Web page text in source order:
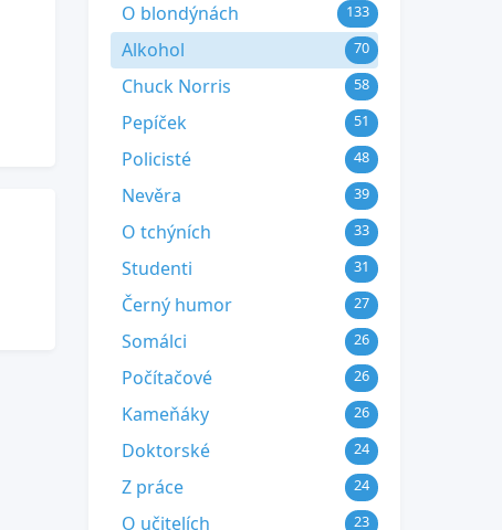
O blondýnách 133
Alkohol 70
Chuck Norris 58
Pepíček 51
Policisté 48
Nevěra 39
O tchýních 33
Studenti 31
Černý humor 27
Somálci 26
Počítačové 26
Kameňáky 26
Doktorské 24
Z práce 24
O učitelích 23